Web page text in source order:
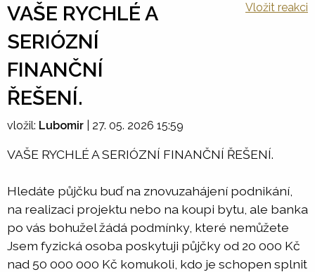
VAŠE RYCHLÉ A
SERIÓZNÍ
FINANČNÍ
ŘEŠENÍ.
Vložit reakci
vložil: Lubomir 27. 05. 2026 15:59
VAŠE RYCHLÉ A SERIÓZNÍ FINANČNÍ ŘEŠENÍ.
Hledáte půjčku buď na znovuzahájení podnikání,
na realizaci projektu nebo na koupi bytu, ale banka
po vás bohužel žádá podmínky, které nemůžete
Jsem fyzická osoba poskytuji půjčky od 20 000 Kč
nad 50 000 000 Kč komukoli, kdo je schopen splnit